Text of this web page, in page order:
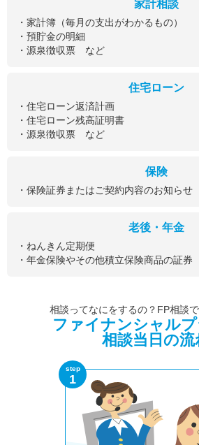
家計相談
・家計簿（毎月の支出がわかるもの）
・預貯金の明細
・源泉徴収票 など
住宅ローン
・住宅ローン返済計画
・住宅ローン残高証明書
・源泉徴収票 など
保険
・保険証券またはご契約内容のお知らせ
老後・年金
・ねんきん定期便
・年金保険やその他積立保険商品の証
相談ってなにをするの？FP相談
ファイナンシャル
相談当日の流
step
1